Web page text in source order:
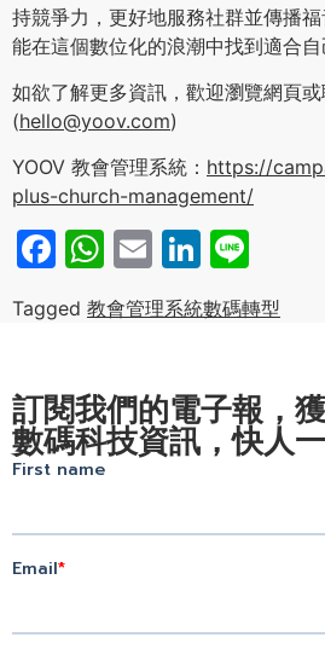
持競爭力，更好地服務社群並傳播
能在這個數位化的浪潮中找到適合自
如欲了解更多資訊，歡迎瀏覽網頁
(hello@yoov.com)
YOOV 教會管理系統： https://
plus-church-management/
Facebook
WhatsApp
Email
Tagged 教會管理系統數碼轉型
訂閱我們的電子報，
數碼科技資訊，快人